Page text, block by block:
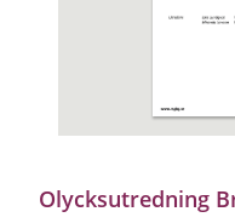
Olycksutredning